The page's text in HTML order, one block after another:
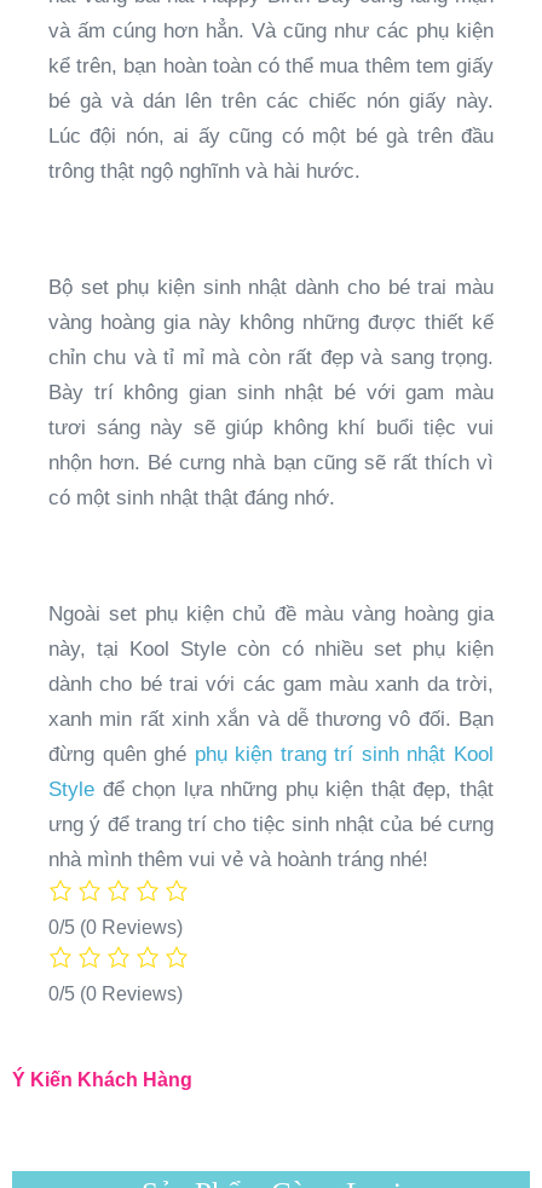
và ấm cúng hơn hẳn. Và cũng như các phụ kiện
kể trên, bạn hoàn toàn có thể mua thêm tem giấy
bé gà và dán lên trên các chiếc nón giấy này.
Lúc đội nón, ai ấy cũng có một bé gà trên đầu
trông thật ngộ nghĩnh và hài hước.
Bộ set phụ kiện sinh nhật dành cho bé trai màu
vàng hoàng gia này không những được thiết kế
chỉn chu và tỉ mỉ mà còn rất đẹp và sang trọng.
Bày trí không gian sinh nhật bé với gam màu
tươi sáng này sẽ giúp không khí buổi tiệc vui
nhộn hơn. Bé cưng nhà bạn cũng sẽ rất thích vì
có một sinh nhật thật đáng nhớ.
Ngoài set phụ kiện chủ đề màu vàng hoàng gia
này, tại Kool Style còn có nhiều set phụ kiện
dành cho bé trai với các gam màu xanh da trời,
xanh min rất xinh xắn và dễ thương vô đối. Bạn
đừng quên ghé phụ kiện trang trí sinh nhật Kool
Style để chọn lựa những phụ kiện thật đẹp, thật
ưng ý để trang trí cho tiệc sinh nhật của bé cưng
nhà mình thêm vui vẻ và hoành tráng nhé!
0/5 (0 Reviews)
0/5 (0 Reviews)
Ý Kiến Khách Hàng